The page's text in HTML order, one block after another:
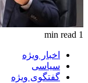
1 min read
اخبار ویژه
سیاسی
گفتگوی ویژه